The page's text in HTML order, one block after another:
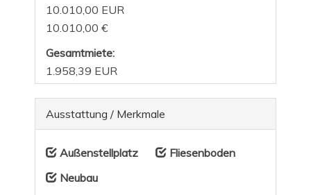
10.010,00 EUR
10.010,00 €
Gesamtmiete:
1.958,39 EUR
Ausstattung / Merkmale
Außenstellplatz
Fliesenboden
Neubau